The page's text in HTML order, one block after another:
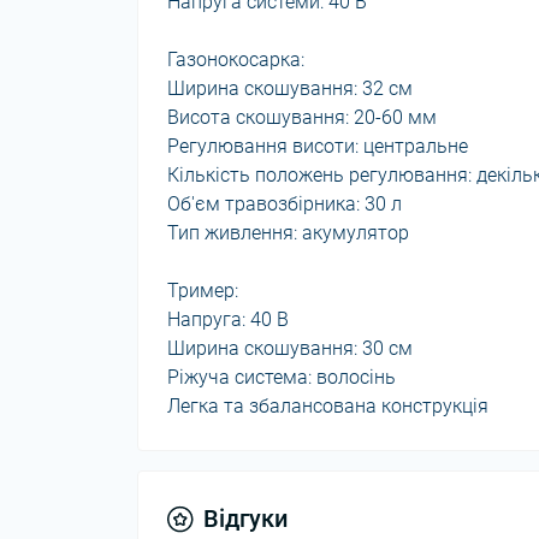
Газонокосарка:
Ширина скошування: 32 см
Висота скошування: 20-60 мм
Регулювання висоти: центральне
Кількість положень регулювання:
Об'єм травозбірника: 30 л
Тип живлення: акумулятор
Тример:
Напруга: 40 В
Ширина скошування: 30 см
Ріжуча система: волосінь
Легка та збалансована конструкція
Відгуки